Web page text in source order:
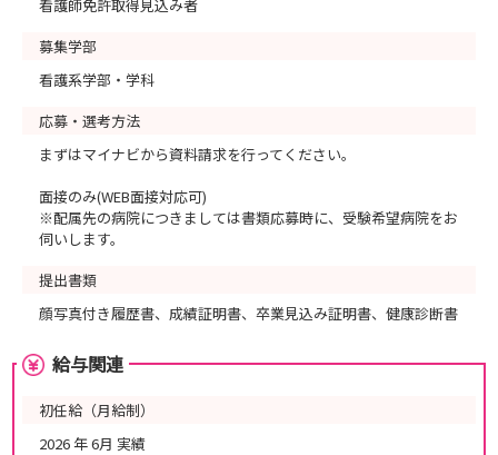
看護師免許取得見込み者
募集学部
看護系学部・学科
応募・選考方法
まずはマイナビから資料請求を行ってください。
面接のみ(WEB面接対応可)
※配属先の病院につきましては書類応募時に、受験希望病院をお
伺いします。
提出書類
顔写真付き履歴書、成績証明書、卒業見込み証明書、健康診断書
給与関連
初任給（月給制）
2026 年 6月 実績